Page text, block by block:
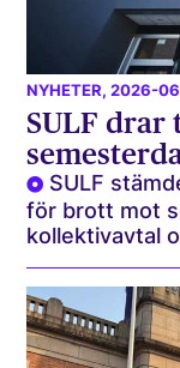
NYHETER, 2026-
SULF drar
SULF
för brott mot
kollektivavtal